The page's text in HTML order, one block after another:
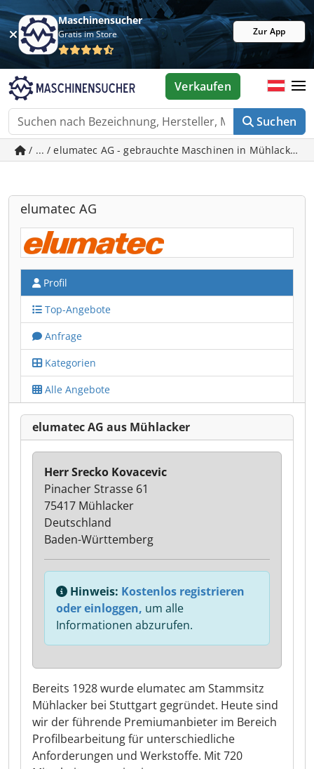
Maschinensucher
Gratis im Store Zur App
Suchen
Verkaufen
/ ... / elumatec AG - gebrauchte Maschinen in Mühlacker
elumatec AG
Profil
Top-Angebote
Anfrage
Kategorien
Alle Angebote
elumatec AG aus Mühlacker
Bereits 1928 wurde elumatec am Stammsitz
Mühlacker bei Stuttgart gegründet. Heute sind
wir der führende Premiumanbieter im Bereich
Profilbearbeitung für unterschiedliche
Anforderungen und Werkstoffe. Mit 720
Herr Srecko Kovacevic
Pinacher Strasse 61
75417 Mühlacker
Deutschland
Baden-Württemberg
Hinweis: Kostenlos registrieren
oder einloggen, um alle
Informationen abzurufen.